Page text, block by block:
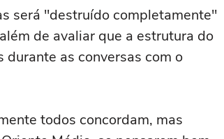
será "destruído completamente"
de avaliar que a estrutura do
as conversas com o
todos concordam, mas